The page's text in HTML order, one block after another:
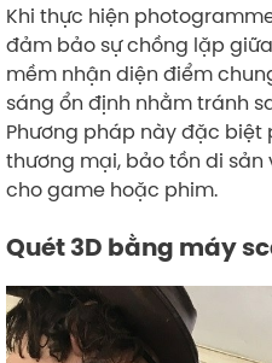
Khi thực hiện
đảm bảo sự chồng lặp
mềm nhận diện điểm
sáng ổn định nhằm tránh
Phương pháp này đặc biệt
thương mại, bảo tồn di sản
cho game hoặc phim.
Quét 3D bằng máy